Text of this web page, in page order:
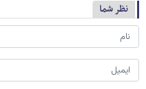
نظر شما